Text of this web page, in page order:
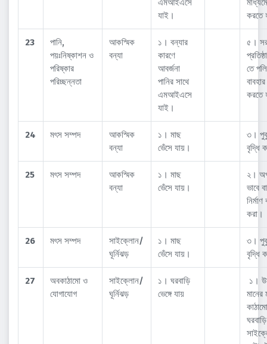
এমআইএসে
যাই।
করতে
23
পানি,
পয়ঃনিষ্কাশন ও
পরিষ্কার
পরিচ্ছন্নতা
আকস্মিক
বন্যা
১। বন্যার
কারণে
আবর্জনা
পানির সাথে
এমআইএসে
যাই।
৫।
তে
করতে
24 মৎস সম্পদ
আকস্মিক
বন্যা
১। মাছ
ভেঁসে যায়।
৩।
বৃদ্ধি
25 মৎস সম্পদ
আকস্মিক
বন্যা
১। মাছ
ভেঁসে যায়।
২।
ভাবে
করা।
26 মৎস সম্পদ
সাইক্লোন/
ঘূর্নিঝড়
১। মাছ
ভেঁসে যায়।
৩।
বৃদ্ধি
27
অবকাঠামো ও
যোগাযোগ
সাইক্লোন/
ঘূর্নিঝড়
১। ঘরবাড়ি
ভেঙ্গে যায়
১।